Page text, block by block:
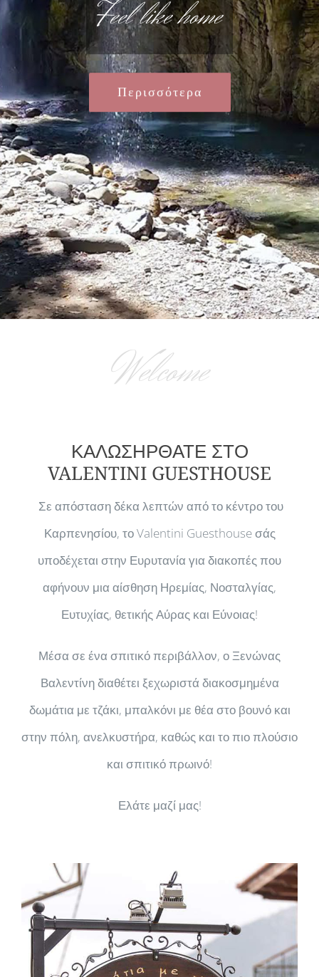
Feel like home
Περισσότερα
Welcome
ΚΑΛΩΣΗΡΘΑΤΕ ΣΤΟ
VALENTINI GUESTHOUSE
Σε απόσταση δέκα λεπτών από το κέντρο του
Καρπενησίου, το Valentini Guesthouse σάς
υποδέχεται στην Ευρυτανία για διακοπές που
αφήνουν μια αίσθηση Ηρεμίας, Νοσταλγίας,
Ευτυχίας, θετικής Αύρας και Εύνοιας!
Μέσα σε ένα σπιτικό περιβάλλον, ο Ξενώνας
Βαλεντίνη διαθέτει ξεχωριστά διακοσμημένα
δωμάτια με τζάκι, μπαλκόνι με θέα στο βουνό και
στην πόλη, ανελκυστήρα, καθώς και το πιο πλούσιο
και σπιτικό πρωινό!
Ελάτε μαζί μας!